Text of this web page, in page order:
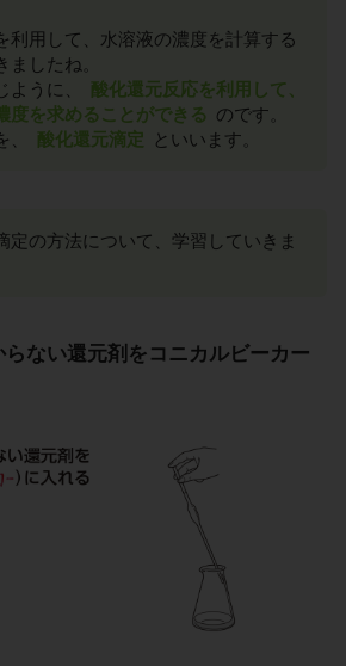
利用して、水溶液の濃度を計算する
ましたね。
ように、
酸化還元反応を利用して、
度を求めることができる のです。
、
酸化還元滴定 といいます。
定の方法について、学習していきま
ない還元剤をコニカルビーカー